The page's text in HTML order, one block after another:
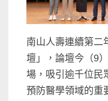
南山人壽連續第二
壇」，論壇今（9
場，吸引逾千位民
預防醫學領域的重